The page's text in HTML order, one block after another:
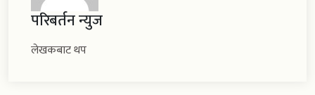
परिबर्तन न्युज
लेखकबाट थप